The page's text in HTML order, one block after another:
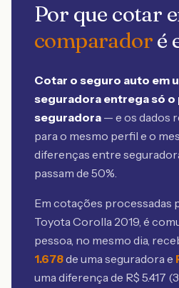
Por que cotar
comparadoré
Cotar o seguro auto em
seguradora entrega só o
seguradora — e os dados
para o mesmo perfil e o
diferenças entre
passam de 50%.
Em cotações processadas
Toyota Corolla 2019, é
pessoa, no mesmo dia,
1.678de uma seguradora e
uma diferença de R$ 5.417 (